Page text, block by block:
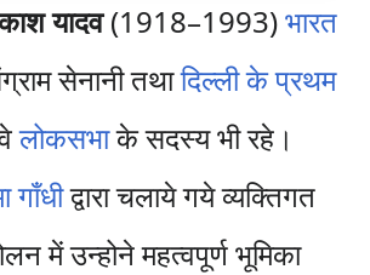
यादव(1918–1993)भारत
सेनानी तथादिल्ली के प्रथम
लोकसभाके सदस्य भी रहे।
गाँधीद्वारा चलाये गये व्यक्तिगत
में उन्होने महत्वपूर्ण भूमिका